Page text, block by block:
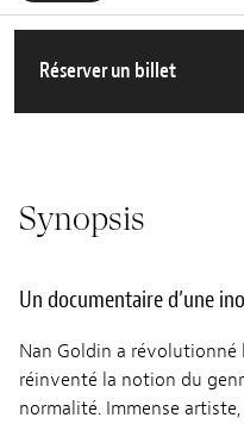
Réserver un billet
Synopsis
Un documentaire d’une
Nan Goldin a révolutionné
réinventé la notion du
normalité. Immense